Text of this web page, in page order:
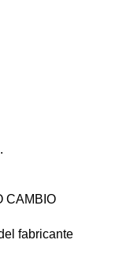
CAMBIO
fabricante